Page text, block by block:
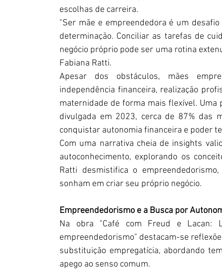
escolhas de carreira.
"Ser mãe e empreendedora é um
determinação. Conciliar as tarefas de
negócio próprio pode ser uma rotina
Fabiana Ratti.
Apesar dos obstáculos, mães
independência financeira, realização
maternidade de forma mais flexível.
divulgada em 2023, cerca de 87% das
conquistar autonomia financeira e poder
Com uma narrativa cheia de insights
autoconhecimento, explorando os
Ratti desmistifica o
sonham em criar seu próprio negócio.
Empreendedorismo e a Busca por
Na obra "Café com Freud e Lacan:
empreendedorismo" destacam-se
substituição empregatícia, abordando
apego ao senso comum.